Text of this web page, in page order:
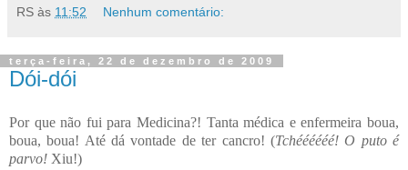
RS às 11:52 Nenhum comentário:
terça-feira, 22 de dezembro de 2009
Dói-dói
Por que não fui para Medicina?! Tanta médica e enfermeira boua,
boua, boua! Até dá vontade de ter cancro! (Tchéééééé! O puto é
parvo! Xiu!)